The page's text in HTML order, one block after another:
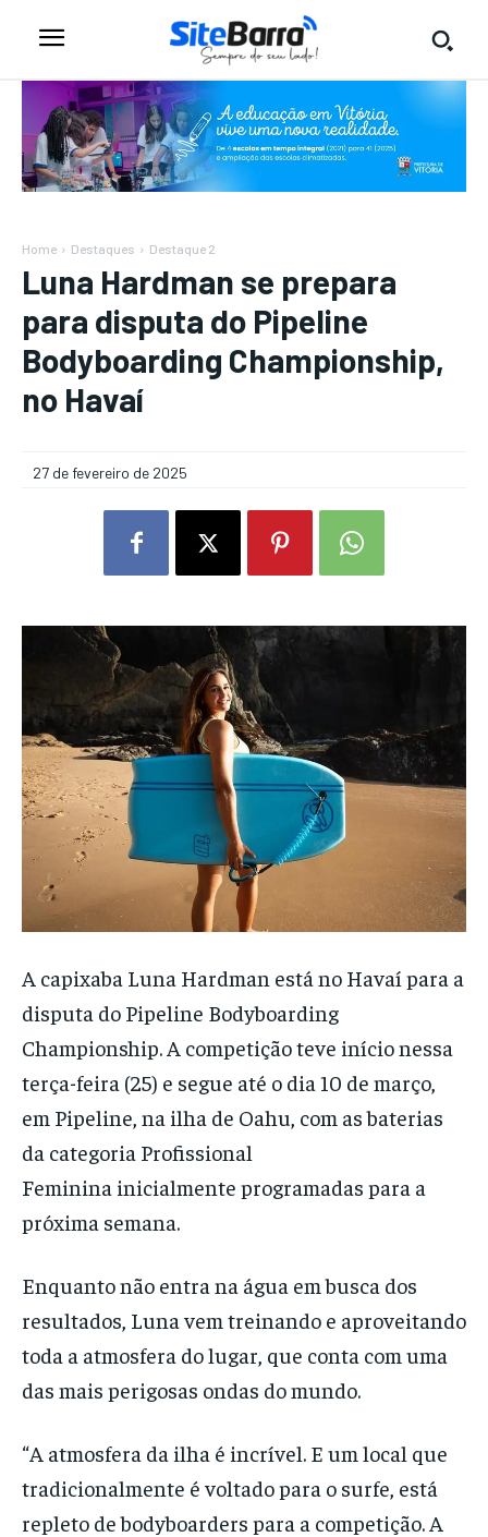
Home Destaques Destaque 2
Luna Hardman se prepara
para disputa do Pipeline
Bodyboarding Championship,
no Havaí
27 de fevereiro de 2025
A capixaba Luna Hardman está no Havaí para a
disputa do Pipeline Bodyboarding
Championship. A competição teve início nessa
terça-feira (25) e segue até o dia 10 de março,
em Pipeline, na ilha de Oahu, com as baterias
da categoria Profissional
Feminina inicialmente programadas para a
próxima semana.
Enquanto não entra na água em busca dos
resultados, Luna vem treinando e aproveitando
toda a atmosfera do lugar, que conta com uma
das mais perigosas ondas do mundo.
“A atmosfera da ilha é incrível. E um local que
tradicionalmente é voltado para o surfe, está
repleto de bodyboarders para a competição. A